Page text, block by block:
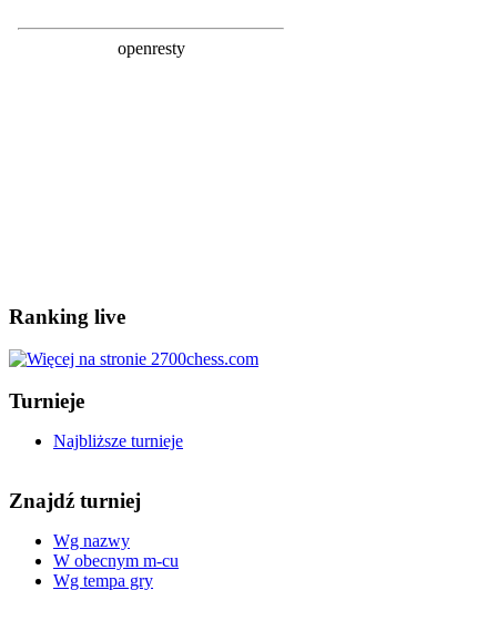
Ranking live
Turnieje
Najbliższe turnieje
Znajdź turniej
Wg nazwy
W obecnym m-cu
Wg tempa gry